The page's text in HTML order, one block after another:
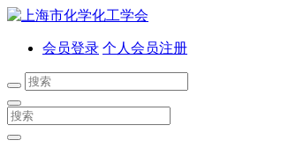
会员登录 个人会员注册